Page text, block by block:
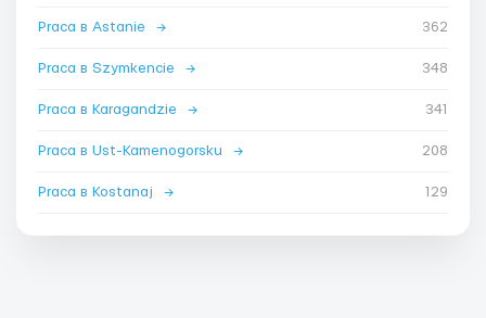
Praca в Astanie → 362
Praca в Szymkencie → 348
Praca в Karagandzie → 341
Praca в Ust-Kamenogorsku → 208
Praca в Kostanaj → 129